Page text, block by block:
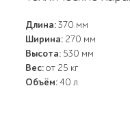
Длина:370 мм
Ширина: 270 мм
Высота: 530 мм
Вес:от 25 кг
Объём:40 л